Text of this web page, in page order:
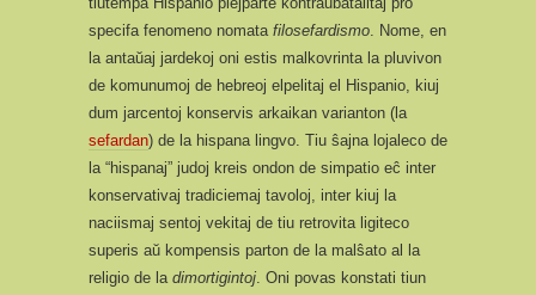
specifa fenomeno nomata filosefardismo. Nome, en
la antaŭaj jardekoj oni estis malkovrinta la pluvivon
de komunumoj de hebreoj elpelitaj el Hispanio, kiuj
dum jarcentoj konservis arkaikan varianton (la
sefardan) de la hispana lingvo. Tiu ŝajna lojaleco de
la “hispanaj” judoj kreis ondon de simpatio eĉ inter
konservativaj tradiciemaj tavoloj, inter kiuj la
naciismaj sentoj vekitaj de tiu retrovita ligiteco
superis aŭ kompensis parton de la malŝato al la
religio de la dimortigintoj. Oni povas konstati tiun